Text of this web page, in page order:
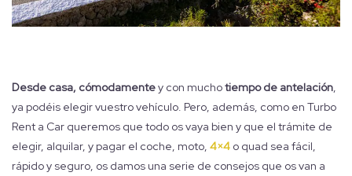
Desde casa, cómodamentey con muchotiempo de antelación,
ya podéis elegir vuestro vehículo. Pero, además, como en Turbo
Rent a Car queremos que todo os vaya bien y que el trámite de
elegir, alquilar, y pagar el coche, moto, 4×4 o quad sea fácil,
rápido y seguro, os damos una serie de consejos que os van a